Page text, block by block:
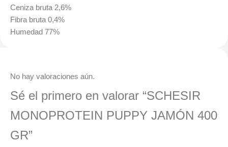
Ceniza bruta 2,6%
Fibra bruta 0,4%
Humedad 77%
No hay valoraciones aún.
Sé el primero en valorar “SCHESIR
MONOPROTEIN PUPPY JAMÓN 400
GR”